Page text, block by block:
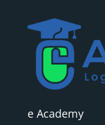
e Academy